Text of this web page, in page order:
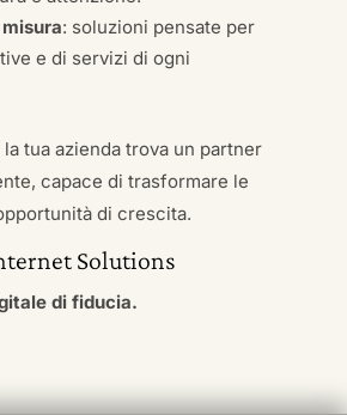
: soluzioni pensate per
e di servizi di ogni
la tua azienda trova un partner
capace di trasformare le
di crescita.
Solutions
di fiducia.